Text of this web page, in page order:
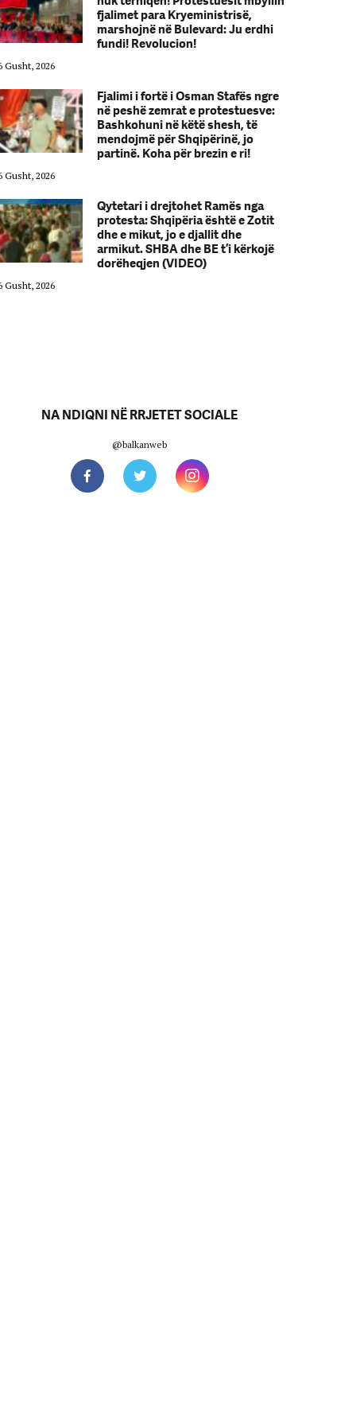
fjalimet para Kryeministrisë,
marshojnë në Bulevard: Ju erdhi
fundi! Revolucion!
Gusht, 2026
Fjalimi i fortë i Osman Stafës ngre
në peshë zemrat e protestuesve:
Bashkohuni në këtë shesh, të
mendojmë për Shqipërinë, jo
partinë. Koha për brezin e ri!
Gusht, 2026
Qytetari i drejtohet Ramës nga
protesta: Shqipëria është e Zotit
dhe e mikut, jo e djallit dhe
armikut. SHBA dhe BE t’i kërkojë
dorëheqjen (VIDEO)
Gusht, 2026
NA NDIQNI NË RRJETET SOCIALE
@balkanweb